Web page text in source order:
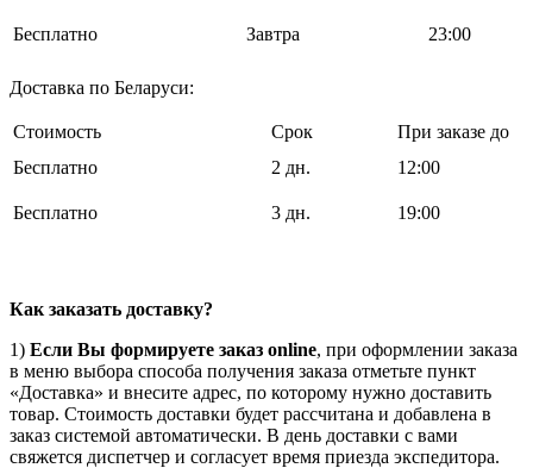
Бесплатно Завтра 23:00
Доставка по Беларуси:
Стоимость Срок
При заказе до
Бесплатно
2 дн. 12:00
Бесплатно 3 дн. 19:00
Как заказать доставку?
1) Если Вы формируете заказ online, при оформлении заказа
в меню выбора способа получения заказа отметьте пункт
«Доставка» и внесите адрес, по которому нужно доставить
товар. Стоимость доставки будет рассчитана и добавлена в
заказ системой автоматически. В день доставки с вами
свяжется диспетчер и согласует время приезда экспедитора.